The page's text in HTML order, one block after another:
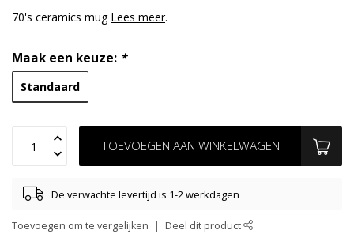
70's ceramics mug Lees meer.
Maak een keuze: *
Standaard
TOEVOEGEN AAN WINKELWAGEN
De verwachte levertijd is 1-2 werkdagen
Toevoegen om te vergelijken Deel dit product